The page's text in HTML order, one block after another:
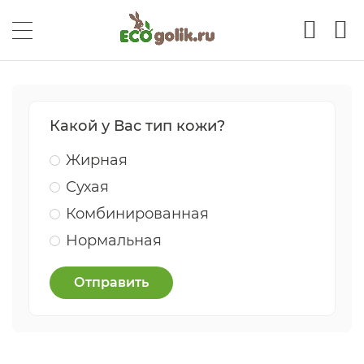
Какой у Вас тип кожи?
Жирная
Сухая
Комбинированная
Нормальная
Отправить